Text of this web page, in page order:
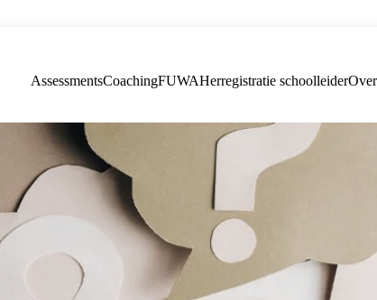
AssessmentsCoachingFUWAHerregistratie schoolleider